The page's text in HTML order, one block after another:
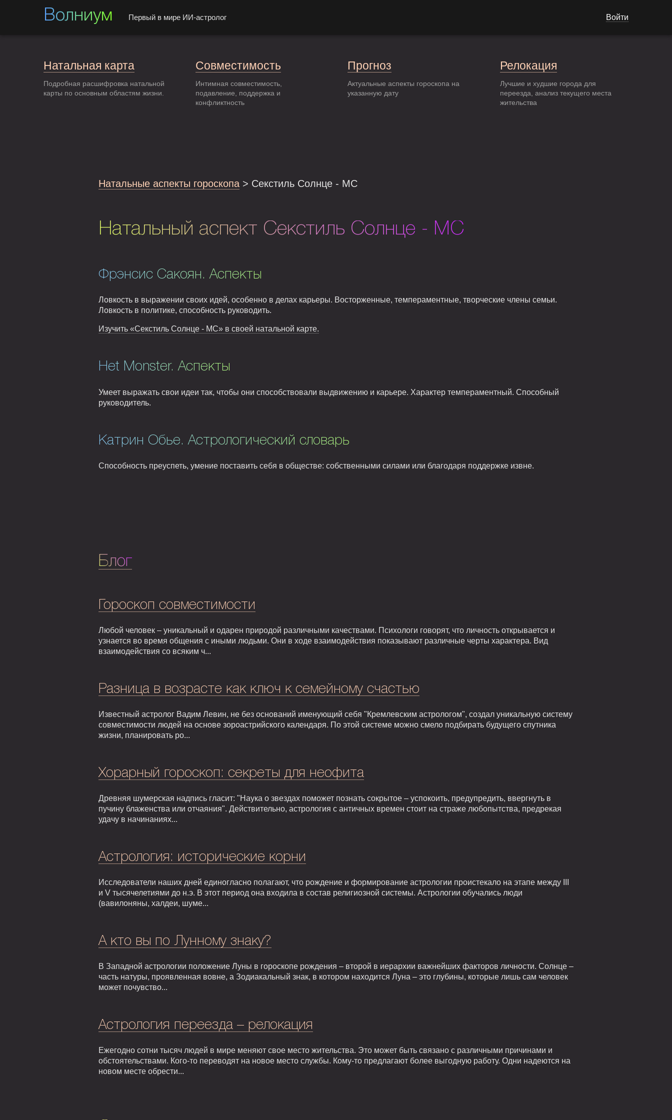
Волниум Первый в мире ИИ-астролог Войти
Натальная карта
Подробная расшифровка натальной
карты по основным областям жизни.
Совместимость
Интимная совместимость,
подавление, поддержка и
конфликтность
Прогноз
Актуальные аспекты гороскопа на
указанную дату
Релокация
Лучшие и худшие города для
переезда, анализ текущего места
жительства
Натальные аспекты гороскопа > Секстиль Солнце - MC
Натальный аспект Секстиль Солнце - MC
Фрэнсис Сакоян. Аспекты
Ловкость в выражении своих идей, особенно в делах карьеры. Восторженные, темпераментные, творческие члены семьи.
Ловкость в политике, способность руководить.
Изучить «Секстиль Солнце - MC» в своей натальной карте.
Het Monster. Аспекты
Умеет выражать свои идеи так, чтобы они способствовали выдвижению и карьере. Характер темпераментный. Способный
руководитель.
Катрин Обье. Астрологический словарь
Способность преуспеть, умение поставить себя в обществе: собственными силами или благодаря поддержке извне.
Блог
Гороскоп совместимости
Любой человек – уникальный и одарен природой различными качествами. Психологи говорят, что личность открывается и
узнается во время общения с иными людьми. Они в ходе взаимодействия показывают различные черты характера. Вид
взаимодействия со всяким ч...
Разница в возрасте как ключ к семейному счастью
Известный астролог Вадим Левин, не без оснований именующий себя "Кремлевским астрологом", создал уникальную систему
совместимости людей на основе зороастрийского календаря. По этой системе можно смело подбирать будущего спутника
жизни, планировать ро...
Хорарный гороскоп: секреты для неофита
Древняя шумерская надпись гласит: "Наука о звездах поможет познать сокрытое – успокоить, предупредить, ввергнуть в
пучину блаженства или отчаяния". Действительно, астрология с античных времен стоит на страже любопытства, предрекая
удачу в начинаниях...
Астрология: исторические корни
Исследователи наших дней единогласно полагают, что рождение и формирование астрологии проистекало на этапе между III
и V тысячелетиями до н.э. В этот период она входила в состав религиозной системы. Астрологии обучались люди
(вавилоняны, халдеи, шуме...
А кто вы по Лунному знаку?
В Западной астрологии положение Луны в гороскопе рождения – второй в иерархии важнейших факторов личности. Солнце –
часть натуры, проявленная вовне, а Зодиакальный знак, в котором находится Луна – это глубины, которые лишь сам человек
может почувство...
Астрология переезда – релокация
Ежегодно сотни тысяч людей в мире меняют свое место жительства. Это может быть связано с различными причинами и
обстоятельствами. Кого-то переводят на новое место службы. Кому-то предлагают более выгодную работу. Одни надеются на
новом месте обрести...